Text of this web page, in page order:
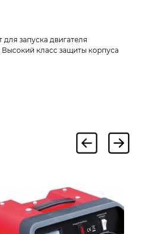
запуска двигателя
класс защиты корпуса